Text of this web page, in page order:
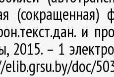
и
2015. – 1
doc/